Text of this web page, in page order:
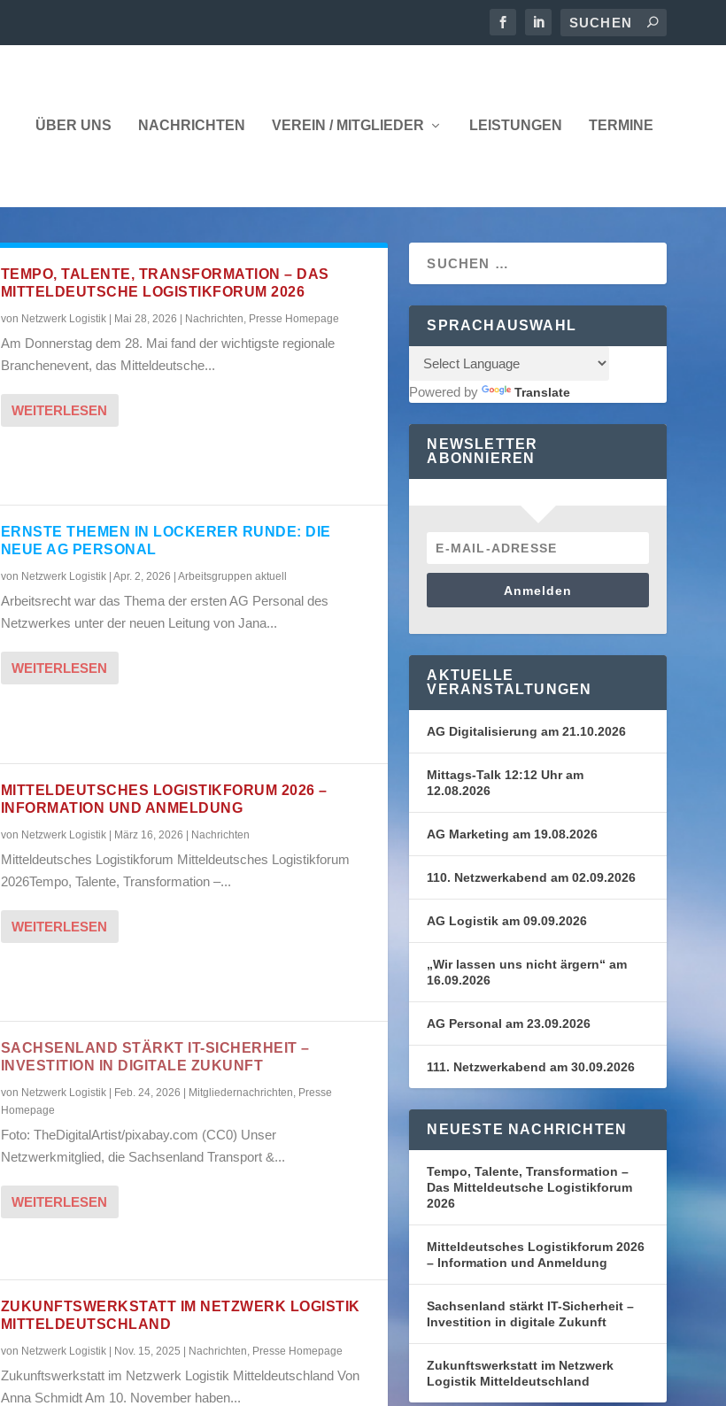
ÜBER UNS NACHRICHTEN VEREIN / MITGLIEDER LEISTUNGEN TERMINE
TEMPO, TALENTE, TRANSFORMATION – DAS
MITTELDEUTSCHE LOGISTIKFORUM 2026
von Netzwerk Logistik| Mai 28, 2026 Nachrichten, Presse Homepage
Am Donnerstag dem 28. Mai fand der wichtigste regionale
Branchenevent, das Mitteldeutsche...
WEITERLESEN
ERNSTE THEMEN IN LOCKERER RUNDE: DIE
NEUE AG PERSONAL
von Netzwerk Logistik| Apr. 2, 2026 Arbeitsgruppen aktuell
Arbeitsrecht war das Thema der ersten AG Personal des
Netzwerkes unter der neuen Leitung von Jana...
WEITERLESEN
MITTELDEUTSCHES LOGISTIKFORUM 2026 –
INFORMATION UND ANMELDUNG
von Netzwerk Logistik| März 16, 2026 | Nachrichten
Mitteldeutsches Logistikforum Mitteldeutsches Logistikforum
2026Tempo, Talente, Transformation –...
WEITERLESEN
SACHSENLAND STÄRKT IT-SICHERHEIT –
INVESTITION IN DIGITALE ZUKUNFT
von Netzwerk Logistik| Feb. 24, 2026 Mitgliedernachrichten, Presse
Homepage
Foto: TheDigitalArtist/pixabay.com (CC0) Unser
Netzwerkmitglied, die Sachsenland Transport &...
WEITERLESEN
ZUKUNFTSWERKSTATT IM NETZWERK LOGISTIK
MITTELDEUTSCHLAND
von Netzwerk Logistik| Nov. 15, 2025 | Nachrichten Presse Homepage
Zukunftswerkstatt im Netzwerk Logistik Mitteldeutschland Von
Anna Schmidt Am 10. November haben...
SPRACHAUSWAHL
Powered by Translate
NEWSLETTER
ABONNIEREN
Anmelden
AKTUELLE
VERANSTALTUNGEN
AG Digitalisierung am 21.10.2026
Mittags-Talk 12:12 Uhr am
12.08.2026
AG Marketing am 19.08.2026
110. Netzwerkabend am 02.09.2026
AG Logistik am 09.09.2026
„Wir lassen uns nicht ärgern“ am
16.09.2026
AG Personal am 23.09.2026
111. Netzwerkabend am 30.09.2026
NEUESTE NACHRICHTEN
Tempo, Talente, Transformation –
Das Mitteldeutsche Logistikforum
2026
Mitteldeutsches Logistikforum 2026
– Information und Anmeldung
Sachsenland stärkt IT-Sicherheit –
Investition in digitale Zukunft
Zukunftswerkstatt im Netzwerk
Logistik Mitteldeutschland